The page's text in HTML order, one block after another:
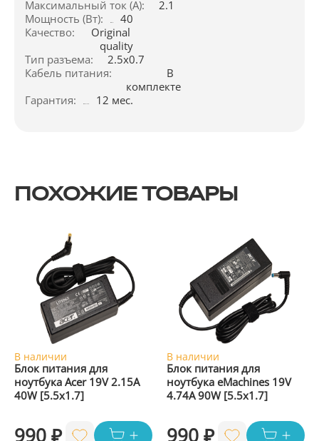
Максимальный ток (А):
2.1
Мощность (Вт):
40
Качество:
Original
quality
Тип разъема:
2.5x0.7
Кабель питания:
В
комплекте
Гарантия:
12 мес.
ПОХОЖИЕ ТОВАРЫ
В наличии
Блок питания для
ноутбука Acer 19V 2.15A
40W [5.5x1.7]
990 ₽
В наличии
Блок питания для
ноутбука eMachines 19V
4.74A 90W [5.5x1.7]
990 ₽